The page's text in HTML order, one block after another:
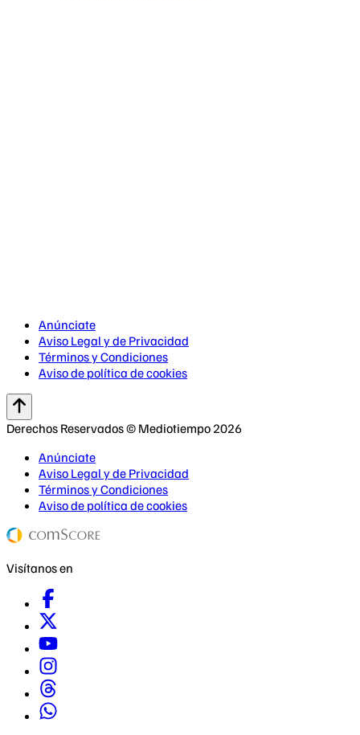
Anúnciate
Aviso Legal y de Privacidad
Términos y Condiciones
Aviso de política de cookies
Derechos Reservados © Mediotiempo 2026
Anúnciate
Aviso Legal y de Privacidad
Términos y Condiciones
Aviso de política de cookies
Visítanos en